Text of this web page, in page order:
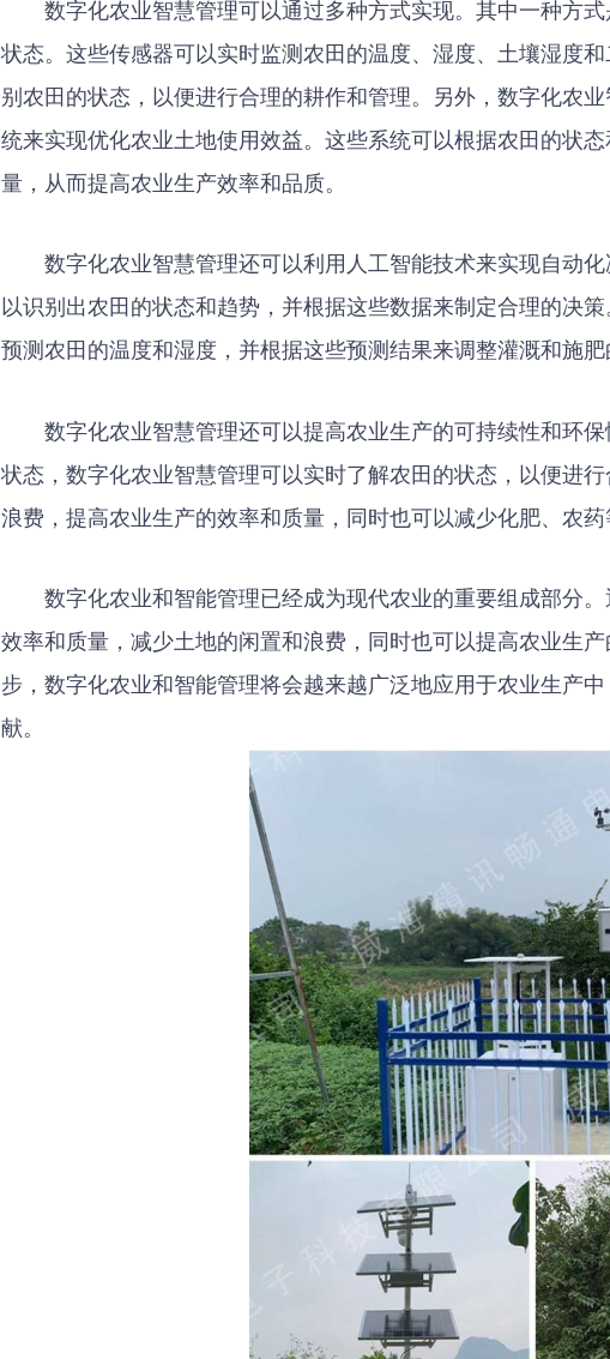
数字化农业智慧管理可以通过多种方式实现。其中一种方
状态。这些传感器可以实时监测农田的温度、湿度、土壤湿度
别农田的状态，以便进行合理的耕作和管理。另外，数字化农
统来实现优化农业土地使用效益。这些系统可以根据农田的状
量，从而提高农业生产效率和品质。
数字化农业智慧管理还可以利用人工智能技术来实现自动
以识别出农田的状态和趋势，并根据这些数据来制定合理的决
预测农田的温度和湿度，并根据这些预测结果来调整灌溉和施
数字化农业智慧管理还可以提高农业生产的可持续性和环
状态，数字化农业智慧管理可以实时了解农田的状态，以便进
浪费，提高农业生产的效率和质量，同时也可以减少化肥、农药
数字化农业和智能管理已经成为现代农业的重要组成部分
效率和质量，减少土地的闲置和浪费，同时也可以提高农业生
步，数字化农业和智能管理将会越来越广泛地应用于农业生产
献。